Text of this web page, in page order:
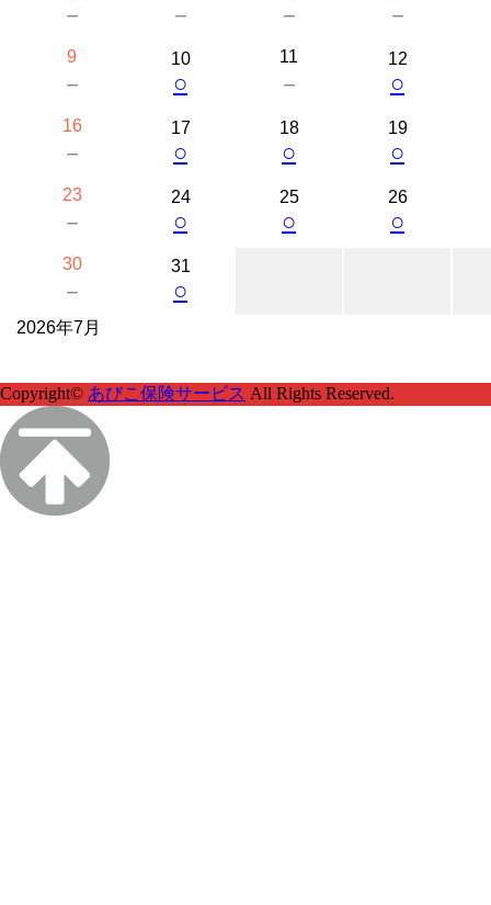
－ － － －
9
－
10
○
11
－
12
○
16
－
17
○
18
○
19
○
23
－
24
○
25
○
26
○
30
－
31
○
2026年7月
Copyright© あびこ保険サービス All Rights Reserved.